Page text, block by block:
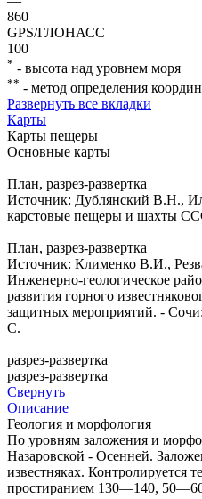
860
GPS/ГЛОНАСС
100
* - высота над уровнем моря
** - метод определения
Развернуть все вкладки
Карты
Карты пещеры
Основные карты
План, разрез-развертка
Источник: Дублянский В.Н.,
карстовые пещеры и шахты
План, разрез-развертка
Источник: Клименко В.И.,
Инженерно-геологическое
развития горного
защитных мероприятий. -
С.
разрез-развертка
разрез-развертка
Свернуть
Описание
Геология и морфология
По уровням заложения и
Назаровской - Осенней.
известняках. Контролируется
простиранием 130—140,